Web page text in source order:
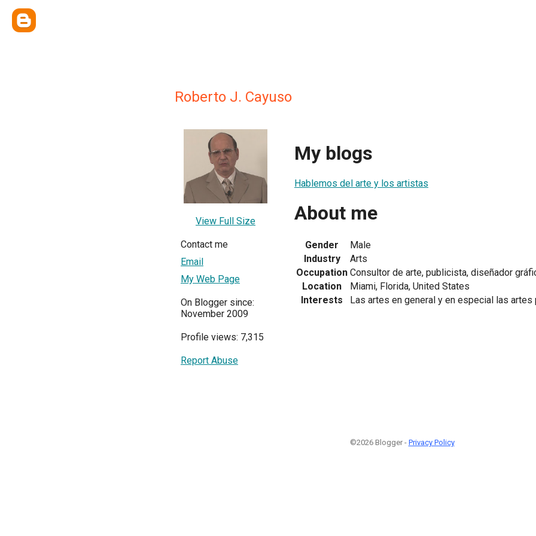
Roberto J. Cayuso
View Full Size
Contact me
Email
My Web Page
On Blogger since:
November 2009
Profile views: 7,315
Report Abuse
My blogs
Hablemos del arte y los artistas
About me
Gender
Male
Industry
Arts
Occupation Consultor de arte, publicista, diseñador
Location
Miami, Florida, United States
Interests
Las artes en general y en especial las artes
©2026 Blogger - Privacy Policy